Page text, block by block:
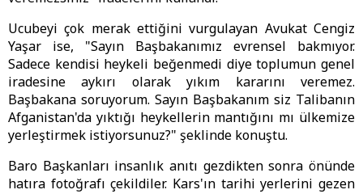
Ucubeyi çok merak ettiğini vurgulayan Avukat Cengiz
Yaşar ise, "Sayın Başbakanımız evrensel bakmıyor.
Sadece kendisi heykeli beğenmedi diye toplumun genel
iradesine aykırı olarak yıkım kararını veremez.
Başbakana soruyorum. Sayın Başbakanım siz Talibanın
Afganistan'da yıktığı heykellerin mantığını mı ülkemize
yerleştirmek istiyorsunuz?" şeklinde konuştu.
Baro Başkanları insanlık anıtı gezdikten sonra önünde
hatıra fotoğrafı çekildiler. Kars'ın tarihi yerlerini gezen